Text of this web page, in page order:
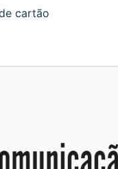
cartão